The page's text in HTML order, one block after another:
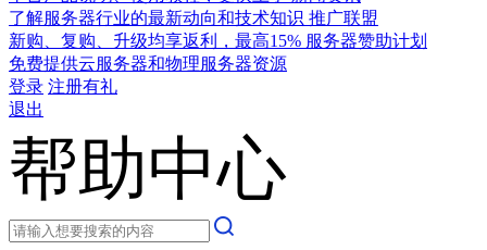
了解服务器行业的最新动向和技术知识 推广联盟
新购、复购、升级均享返利，最高15% 服务器赞助计划
免费提供云服务器和物理服务器资源
登录 注册有礼
退出
帮助中心